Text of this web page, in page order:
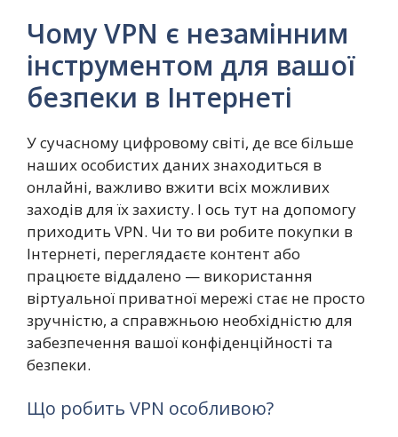
Чому VPN є незамінним
інструментом для вашої
безпеки в Інтернеті
У сучасному цифровому світі, де все більше
наших особистих даних знаходиться в
онлайні, важливо вжити всіх можливих
заходів для їх захисту. І ось тут на допомогу
приходить VPN. Чи то ви робите покупки в
Інтернеті, переглядаєте контент або
працюєте віддалено — використання
віртуальної приватної мережі стає не просто
зручністю, а справжньою необхідністю для
забезпечення вашої конфіденційності та
безпеки.
Що робить VPN особливою?